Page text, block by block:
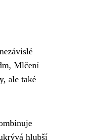
Mlčení
ale také
hlubší